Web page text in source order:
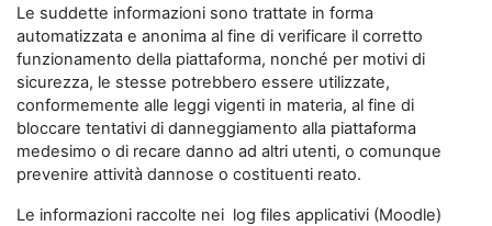
Le suddette informazioni sono trattate in forma
automatizzata e anonima al fine di verificare il corretto
funzionamento della piattaforma, nonché per motivi di
sicurezza, le stesse potrebbero essere utilizzate,
conformemente alle leggi vigenti in materia, al fine di
bloccare tentativi di danneggiamento alla piattaforma
medesimo o di recare danno ad altri utenti, o comunque
prevenire attività dannose o costituenti reato.
Le informazioni raccolte nei log files applicativi (Moodle)